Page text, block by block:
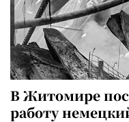
В Житомире
работу